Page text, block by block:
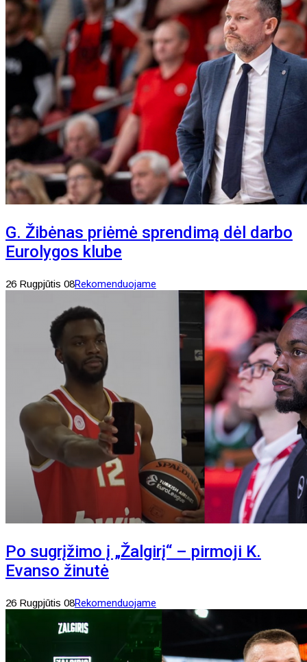
G. Žibėnas priėmė sprendimą dėl darbo
Eurolygos klube
26 Rugpjūtis 08Rekomenduojame
Po sugrįžimo į „Žalgirį“ – pirmoji K.
Evanso žinutė
26 Rugpjūtis 08Rekomenduojame